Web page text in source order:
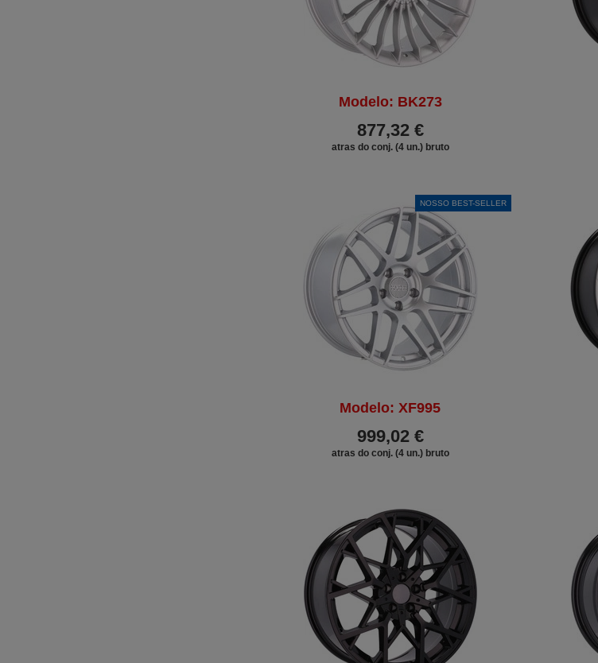
Modelo: BK273
877,32 €
atras do conj. (4 un.) bruto
NOSSO BEST-SELLER
Modelo: XF995
999,02 €
atras do conj. (4 un.) bruto